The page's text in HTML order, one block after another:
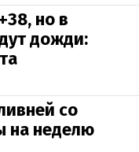
но в
дожди:
со
на неделю